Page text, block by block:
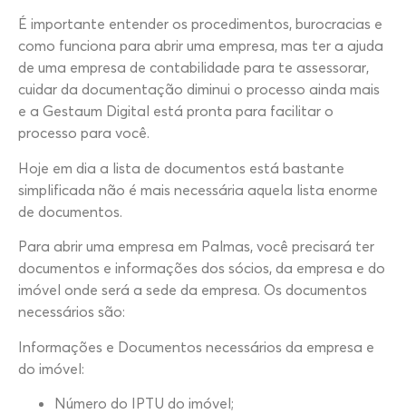
É importante entender os procedimentos, burocracias e
como funciona para abrir uma empresa, mas ter a ajuda
de uma empresa de contabilidade para te assessorar,
cuidar da documentação diminui o processo ainda mais
e a Gestaum Digital está pronta para facilitar o
processo para você.
Hoje em dia a lista de documentos está bastante
simplificada não é mais necessária aquela lista enorme
de documentos.
Para abrir uma empresa em Palmas, você precisará ter
documentos e informações dos sócios, da empresa e do
imóvel onde será a sede da empresa. Os documentos
necessários são:
Informações e Documentos necessários da empresa e
do imóvel:
Número do IPTU do imóvel;